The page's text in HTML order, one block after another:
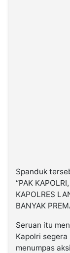
Spanduk
“PAK
KAPOLRES
BANYAK
Seruan itu
Kapolri
menumpas